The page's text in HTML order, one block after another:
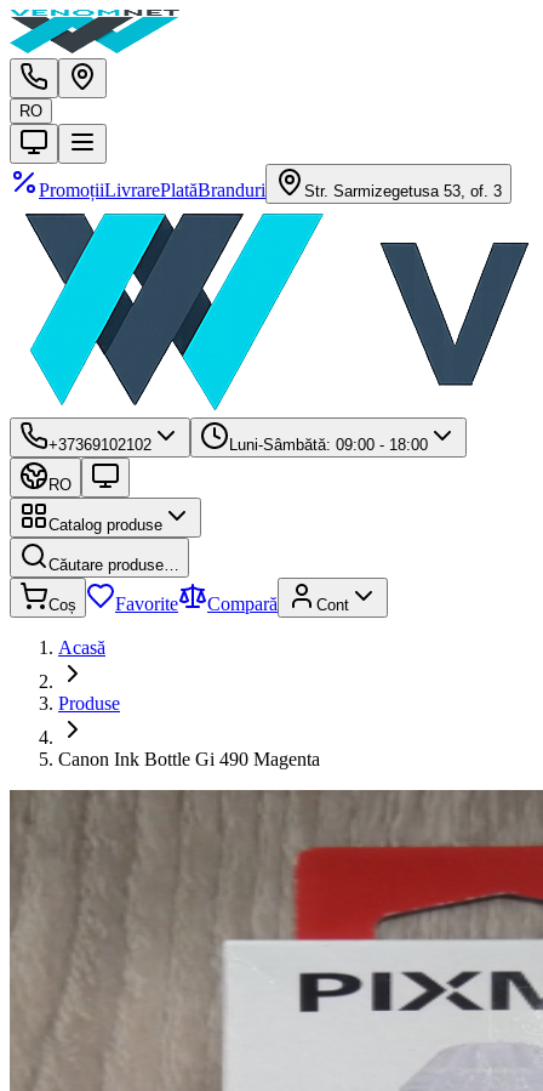
RO
PromoțiiLivrarePlatăBranduri Str. Sarmizegetusa 53, of. 3
+37369102102 Luni-Sâmbătă: 09:00 - 18:00
RO
Catalog produse
Căutare produse…
Coș Favorite Compară Cont
Acasă
Produse
Canon Ink Bottle Gi 490 Magenta